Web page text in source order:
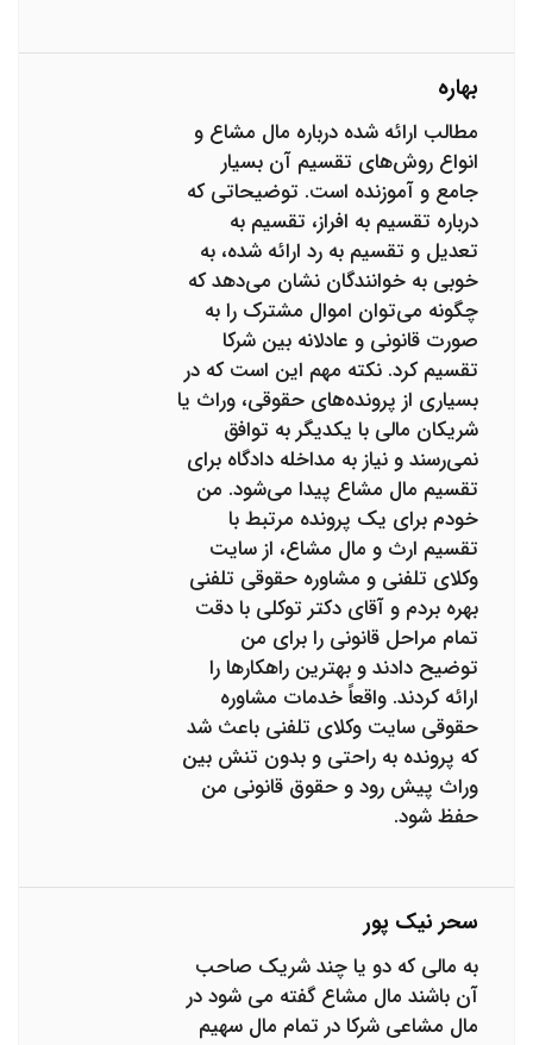
بهاره
مطالب ارائه شده درباره مال مشاع و
انواع روش‌های تقسیم آن بسیار
جامع و آموزنده است. توضیحاتی که
درباره تقسیم به افراز، تقسیم به
تعدیل و تقسیم به رد ارائه شده، به
خوبی به خوانندگان نشان می‌دهد که
چگونه می‌توان اموال مشترک را به
صورت قانونی و عادلانه بین شرکا
تقسیم کرد. نکته مهم این است که در
بسیاری از پرونده‌های حقوقی، وراث یا
شریکان مالی با یکدیگر به توافق
نمی‌رسند و نیاز به مداخله دادگاه برای
تقسیم مال مشاع پیدا می‌شود. من
خودم برای یک پرونده مرتبط با
تقسیم ارث و مال مشاع، از سایت
وکلای تلفنی و مشاوره حقوقی تلفنی
بهره بردم و آقای دکتر توکلی با دقت
تمام مراحل قانونی را برای من
توضیح دادند و بهترین راهکارها را
ارائه کردند. واقعاً خدمات مشاوره
حقوقی سایت وکلای تلفنی باعث شد
که پرونده به راحتی و بدون تنش بین
وراث پیش رود و حقوق قانونی من
حفظ شود.
سحر نیک پور
به مالی که دو یا چند شریک صاحب
آن باشند مال مشاع گفته می شود در
مال مشاعی شرکا در تمام مال سهیم